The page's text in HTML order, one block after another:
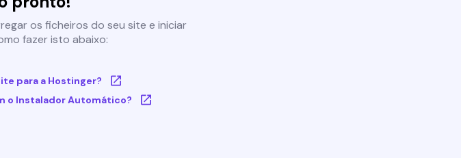
os ficheiros do seu site e iniciar
fazer isto abaixo:
para a Hostinger?
o Instalador Automático?